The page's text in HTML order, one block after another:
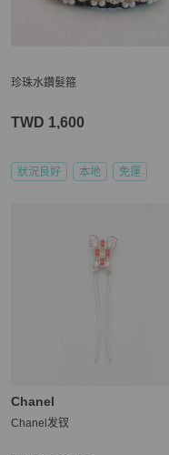
珍珠水鑽髮箍
TWD 1,600
狀況良好 本地 免運
Chanel
Chanel发钗